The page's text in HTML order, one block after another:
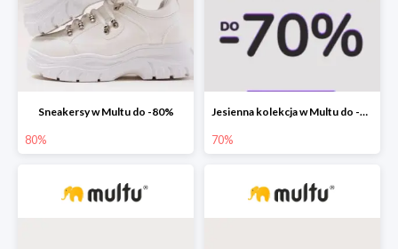
Sneakersy w Multu do -80%
80%
Jesienna kolekcja w Multu do -70%
70%